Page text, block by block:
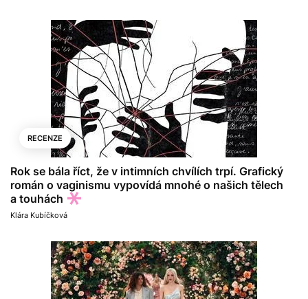
RECENZE
Rok se bála říct, že v intimních chvílích trpí. Grafický
román o vaginismu vypovídá mnohé o našich tělech
a touhách
Klára Kubíčková